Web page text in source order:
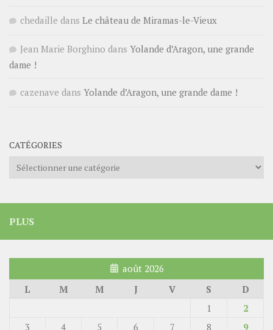
chedaille dans Le château de Miramas-le-Vieux
Jean Marie Borghino dans Yolande d’Aragon, une grande
dame !
cazenave dans Yolande d’Aragon, une grande dame !
CATÉGORIES
Catégories
PLUS
août 2026
L
M M J V S
D
1
2
3
4 5 6 7 8
9